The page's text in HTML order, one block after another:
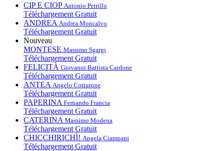
CIP E CIOP Antonio Petrillo
Téléchargement Gratuit
ANDREA Andrea Moncalvo
Téléchargement Gratuit
Nouveau
MONTESE Massimo Sgargi
Téléchargement Gratuit
FELICITÀ Giovanni Battista Cardone
Téléchargement Gratuit
ANTEA Angelo Cotturone
Téléchargement Gratuit
PAPERINA Fernando Francia
Téléchargement Gratuit
CATERINA Massimo Modena
Téléchargement Gratuit
CHICCHIRICHÌ! Angela Ciampani
Téléchargement Gratuit